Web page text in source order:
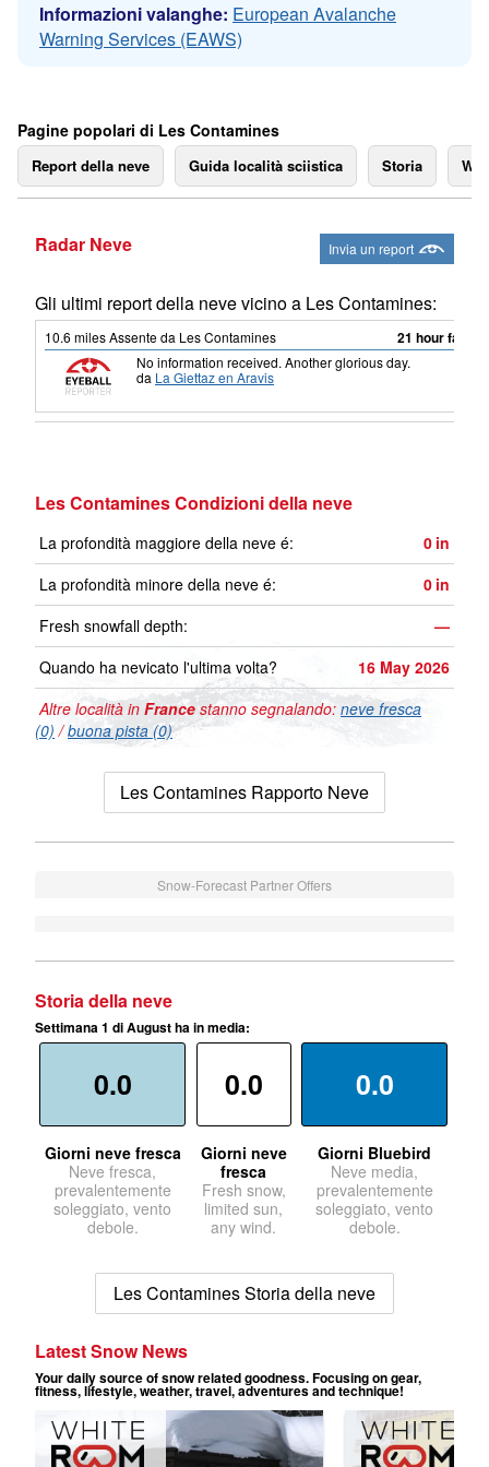
Informazioni valanghe: European Avalanche
Warning Services (EAWS)
Pagine popolari di Les Contamines
Report della neve Guida località sciistica Storia
Radar Neve Invia un report
Gli ultimi report della neve vicino a Les Contamines:
10.6 milesAssente da Les Contamines 21 hour fa
No information received. Another glorious day.
da La Giettaz en Aravis
Les Contamines Condizioni della neve
La profondità maggiore della neve é: 0 in
La profondità minore della neve é:
0 in
Fresh snowfall depth:
—
Quando ha nevicato l'ultima volta?
16 May 2026
Altre località in France stanno segnalando: neve fresca
(0) /buona pista (0)
Les Contamines Rapporto Neve
Snow-Forecast Partner Offers
Storia della neve
Settimana 1 di August ha in media:
0.0
Giorni neve fresca
Neve fresca,
prevalentemente
soleggiato, vento
debole.
0.0
Giorni neve
fresca
Fresh snow,
limited sun,
any wind.
0.0
Giorni Bluebird
Neve media,
prevalentemente
soleggiato, vento
debole.
Les Contamines Storia della neve